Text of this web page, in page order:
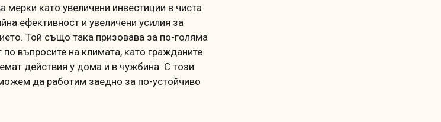
мерки като увеличени инвестиции в чиста
ефективност и увеличени усилия за
Той също така призовава за по-голяма
въпросите на климата, като гражданите
действия у дома и в чужбина. С този
да работим заедно за по-устойчиво